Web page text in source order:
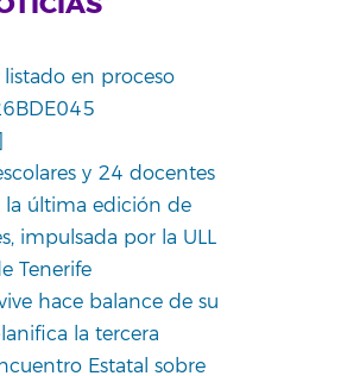
en proceso
y 24 docentes
última edición de
impulsada por la ULL
Tenerife
hace balance de su
la tercera
Estatal sobre